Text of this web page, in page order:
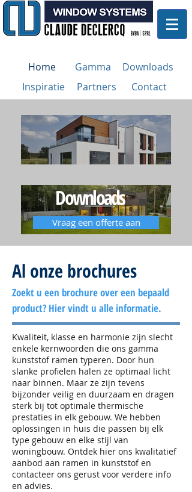
Al onze brochures
Zoekt u een brochure over een bepaald
product? Hier vindt u alle informatie.
Kwaliteit, klasse en harmonie zijn slecht
enkele kernwoorden die ons gamma
kunststof ramen typeren. Door hun
slanke profielen halen ze optimaal licht
naar binnen. Maar ze zijn tevens
bijzonder veilig en duurzaam en dragen
sterk bij tot optimale thermische
prestaties in elk gebouw. We hebben
oplossingen in huis die passen bij elk
type gebouw en elke stijl van
woningbouw. Ontdek hier ons kwalitatief
aanbod aan ramen in kunststof en
contacteer ons gerust voor verdere info
en advies.
Downloads
Vraag een offerte aan
Home Gamma
Downloads
Inspiratie
Partners Contact